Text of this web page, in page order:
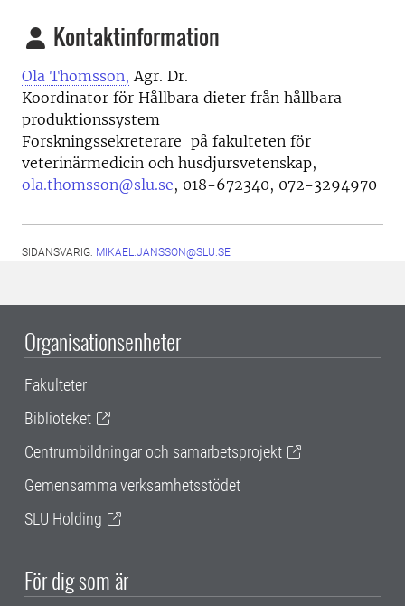
Kontaktinformation
Ola Thomsson, Agr. Dr.
Koordinator för Hållbara dieter från hållbara
produktionssystem
Forskningssekreterare på fakulteten för
veterinärmedicin och husdjursvetenskap,
ola.thomsson@slu.se, 018-672340, 072-3294970
SIDANSVARIG: MIKAEL.JANSSON@SLU.SE
Organisationsenheter
Fakulteter
Biblioteket
Centrumbildningar och samarbetsprojekt
Gemensamma verksamhetsstödet
SLU Holding
För dig som är